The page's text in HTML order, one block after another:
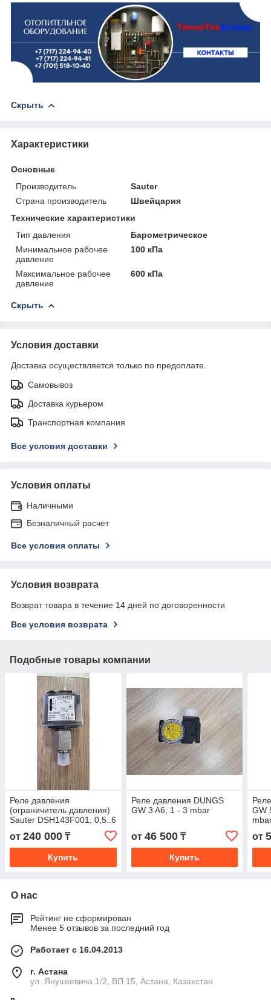
Скрыть
Характеристики
Основные
Производитель
Sauter
Страна производитель
Швейцария
Технические характеристики
Тип давления
Барометрическое
Минимальное рабочее
давление
100 кПа
Максимальное рабочее
давление
600 кПа
Скрыть
Условия доставки
Доставка осуществляется только по предоплате.
Самовывоз
Доставка курьером
Транспортная компания
Все условия доставки
Условия оплаты
Наличными
Безналичный расчет
Все условия оплаты
Условия возврата
Возврат товара в течение 14 дней по договоренности
Все условия возврата
Подобные товары компании
Реле давления
(ограничитель давления)
Sauter DSH143F001, 0,5..6
от 240 000 ₸
Купить
Реле давления DUNGS
GW 3 A6; 1 - 3 mbar
от 46 500₸
Купить
GW
от
О нас
Рейтинг не сформирован
Менее 5 отзывов за последний год
Работает с 16.04.2013
г. Астана
ул. Янушкевича 1/2, ВП 15, Астана, Казахстан